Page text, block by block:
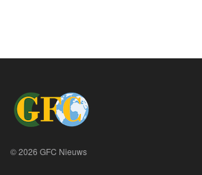
© 2026 GFC Nieuws